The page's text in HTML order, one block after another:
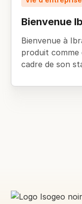
Bienvenue
Bienvenue à
produit comme
cadre de son